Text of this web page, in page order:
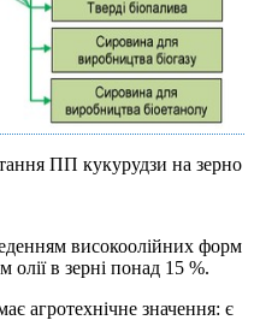
ПП кукурудзи на зерно
високоолійних форм
в зерні понад 15 %.
агротехнічне значення: є